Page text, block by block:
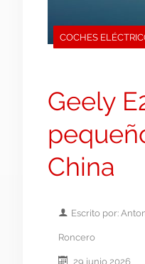
COCHES
Geely
China
Escrito por:
Roncero
29 junio 2026